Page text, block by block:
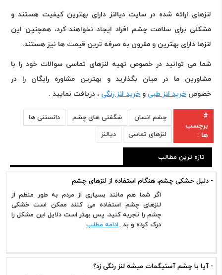
لنزهای ارائه شده در سایت دیالنز دارای بهترین کیفیت هستند و
مشکلی برای سلامت چشم افراد ایجاد نخواهند کرد، همچنین این
لنزها دارای بهترین و مقرون به صرفه ترین قیمت ها نیز هستند.
شما می توانید در خصوص تهیه لنزهای تماسی سوالات خود را با
مشاورین ما در میان بگذارید و بهترین مشاوره رایگان را در
خصوص خرید لنز طبی و خرید لنز رنگی ، دریافت نمایید .
#
برچسب
ها :
چشم انسان شگفتی های چشم
دانستنی ها
لنزهای تماسی
دیالنز
تازه ترین مطالب
- دلیل خشکی چشم، هنگام استفاده از لنزهای چشم
اگر شما هم مانند بسیاری از مردم به طور منظم از
لنزهای چشم استفاده می کنند ممکن است خشکی
چشم را تجربه کنید، پس بهتر است دلایل این مشکل را
درک کرده و بد...ادامه مطلب
- آیا با چشم آستیگمات میشه لنز رنگی زد؟